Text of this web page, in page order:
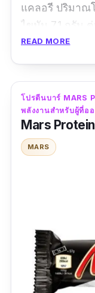
แคลอรี ปริมาณ
ไขมัน 7.1 กรัม
กรัม ต่อบาร์ แล
กังวลว่าจะทำใ
ข้อมูลเฉพาะ
รสชาติ :
คิด ดีกว่ากินช็อ
READ MORE
โปรตีนบาร์ MARS
พลังงานสำหรับผู้ที่อ
Mars
MARS